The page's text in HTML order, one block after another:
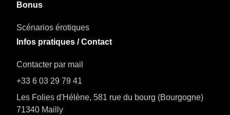
Bonus
Scénarios érotiques
Infos pratiques / Contact
Contacter par mail
+33 6 03 29 79 41
Les Folies d'Hélène, 581 rue du bourg (Bourgogne)
71340 Mailly